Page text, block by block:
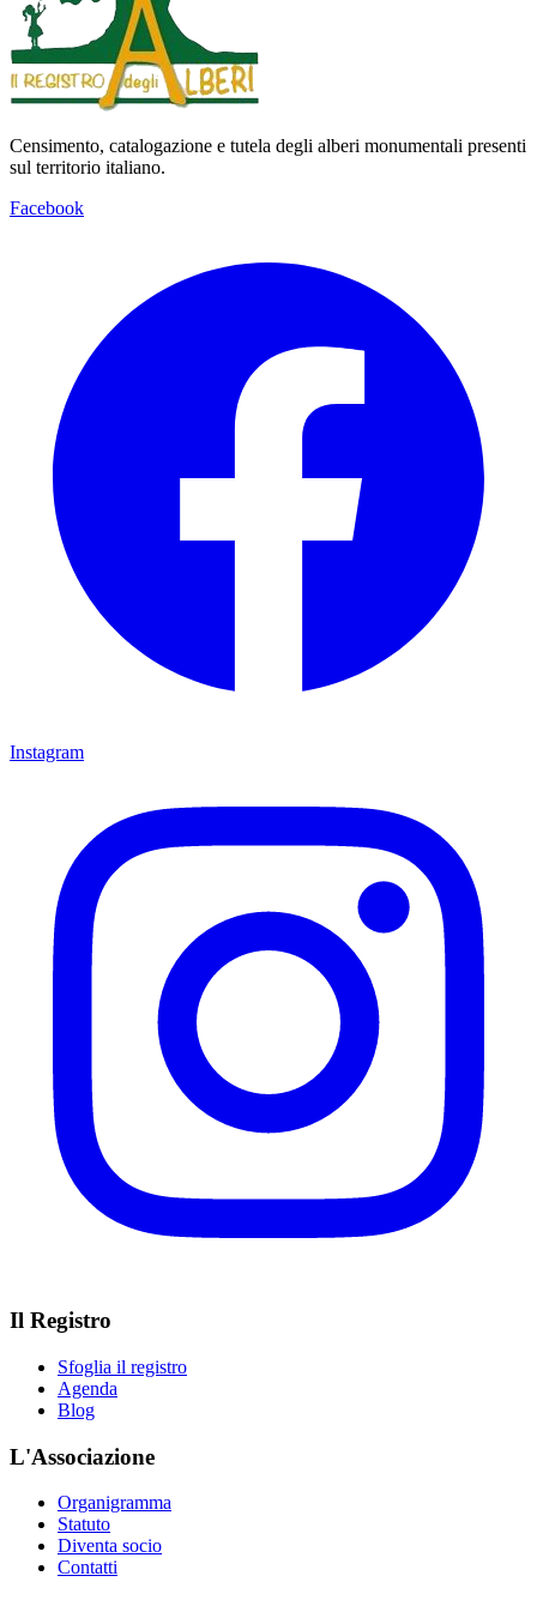
Censimento, catalogazione e tutela degli alberi monumentali presenti
sul territorio italiano.
Facebook
Instagram
Il Registro
Sfoglia il registro
Agenda
Blog
L'Associazione
Organigramma
Statuto
Diventa socio
Contatti